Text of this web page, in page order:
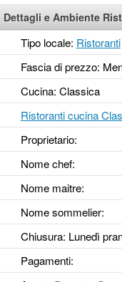
Dettagli e Ambiente
Tipo locale: Ristoranti
Fascia di prezzo:
Cucina: Classica
Ristoranti cucina
Proprietario:
Nome chef:
Nome maitre:
Nome sommelier:
Chiusura: Lunedì
Pagamenti: